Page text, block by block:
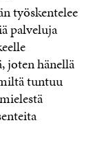
työskentelee
palveluja
joten hänellä
tuntuu